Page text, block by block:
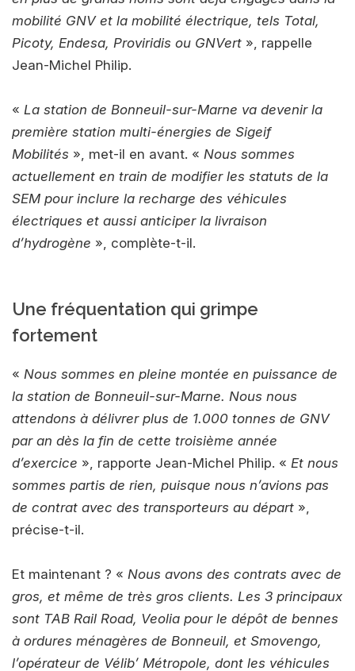
mobilité GNV et la mobilité électrique, tels Total,
Picoty, Endesa, Proviridis ou GNVert », rappelle
Jean-Michel Philip.
« La station de Bonneuil-sur-Marne va devenir la
première station multi-énergies de Sigeif
Mobilités », met-il en avant. « Nous sommes
actuellement en train de modifier les statuts de la
SEM pour inclure la recharge des véhicules
électriques et aussi anticiper la livraison
d’hydrogène », complète-t-il.
Une fréquentation qui grimpe
fortement
« Nous sommes en pleine montée en puissance de
la station de Bonneuil-sur-Marne. Nous nous
attendons à délivrer plus de 1.000 tonnes de GNV
par an dès la fin de cette troisième année
d’exercice », rapporte Jean-Michel Philip. « Et nous
sommes partis de rien, puisque nous n’avions pas
de contrat avec des transporteurs au départ »,
précise-t-il.
Et maintenant ? « Nous avons des contrats avec de
gros, et même de très gros clients. Les 3 principaux
sont TAB Rail Road, Veolia pour le dépôt de bennes
à ordures ménagères de Bonneuil, et Smovengo,
l’opérateur de Vélib’ Métropole, dont les véhicules